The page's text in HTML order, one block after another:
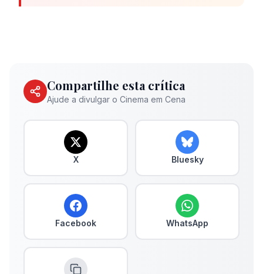
Compartilhe esta crítica
Ajude a divulgar o Cinema em Cena
X Bluesky
Facebook WhatsApp